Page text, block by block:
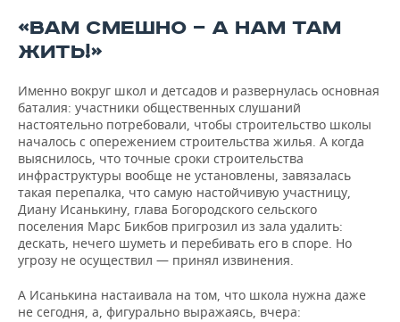
«ВАМ СМЕШНО — А НАМ ТАМ
ЖИТЬ!»
Именно вокруг школ и детсадов и развернулась основная
баталия: участники общественных слушаний
настоятельно потребовали, чтобы строительство школы
началось с опережением строительства жилья. А когда
выяснилось, что точные сроки строительства
инфраструктуры вообще не установлены, завязалась
такая перепалка, что самую настойчивую участницу,
Диану Исанькину, глава Богородского сельского
поселения Марс Бикбов пригрозил из зала удалить:
дескать, нечего шуметь и перебивать его в споре. Но
угрозу не осуществил — принял извинения.
А Исанькина настаивала на том, что школа нужна даже
не сегодня, а, фигурально выражаясь, вчера: